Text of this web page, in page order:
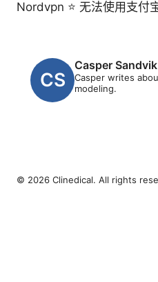
Nordvpn ⭐ 无法使用支付
Casper Sandvik
Casper writes
modeling.
© 2026 Clinedical. All rights